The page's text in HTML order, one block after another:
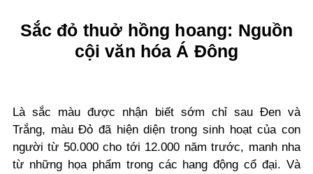
Sắc đỏ thuở hồng hoang: Nguồn
cội văn hóa Á Đông
Là sắc màu được nhận biết sớm chỉ sau Đen và
Trắng, màu Đỏ đã hiện diện trong sinh hoạt của con
người từ 50.000 cho tới 12.000 năm trước, manh nha
từ những họa phẩm trong các hang động cổ đại. Và